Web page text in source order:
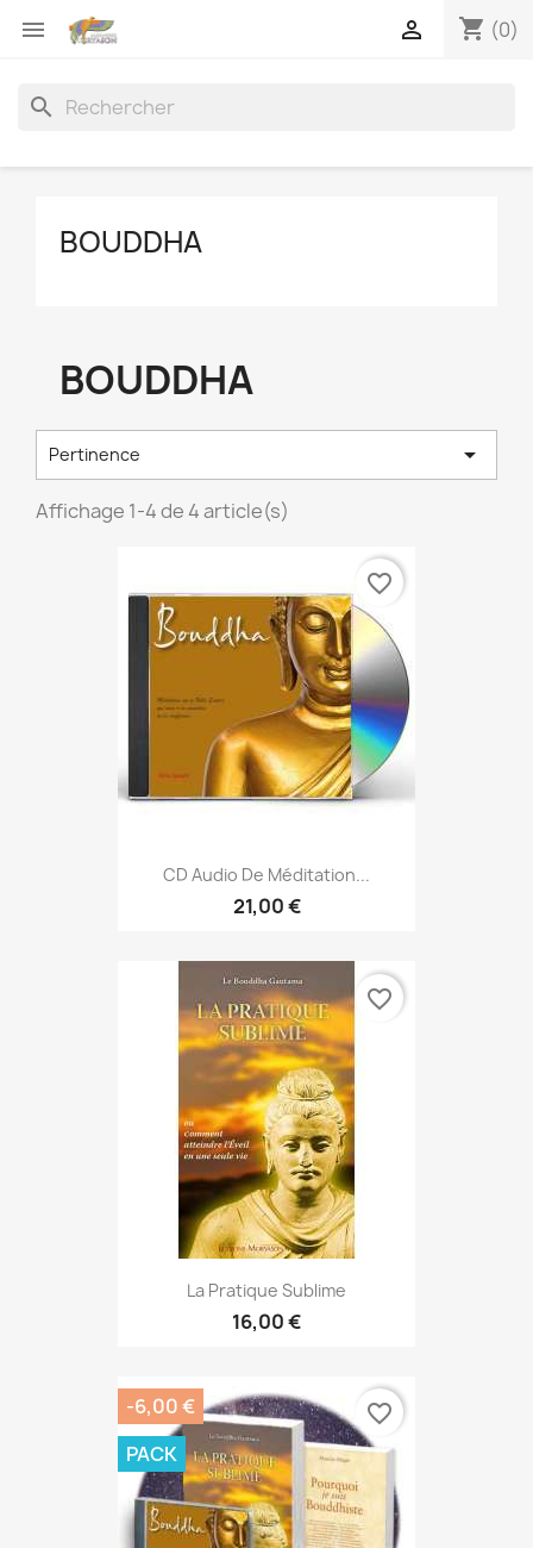
 shopping_cart (0)

search
BOUDDHA
BOUDDHA
Pertinence 
Affichage 1-4 de 4 article(s)
CD Audio De Méditation...
21,00 €
favorite_border
La Pratique Sublime
16,00 €
favorite_border
-6,00 €
PACK
favorite_border